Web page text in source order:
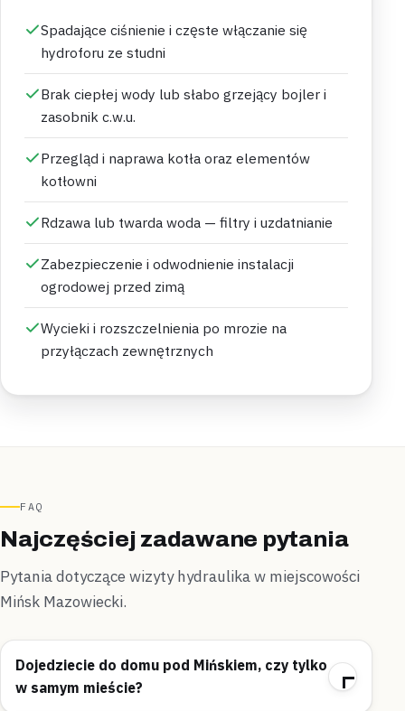
Spadające ciśnienie i częste włączanie się
hydroforu ze studni
Brak ciepłej wody lub słabo grzejący bojler i
zasobnik c.w.u.
Przegląd i naprawa kotła oraz elementów
kotłowni
Rdzawa lub twarda woda — filtry i uzdatnianie
Zabezpieczenie i odwodnienie instalacji
ogrodowej przed zimą
Wycieki i rozszczelnienia po mrozie na
przyłączach zewnętrznych
FAQ
Najczęściej zadawane pytania
Pytania dotyczące wizyty hydraulika w miejscowości
Mińsk Mazowiecki.
Dojedziecie do domu pod Mińskiem, czy tylko
w samym mieście?